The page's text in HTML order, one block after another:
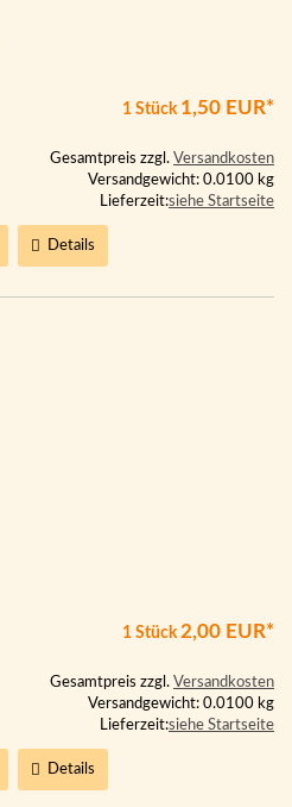
1 Stück 1,50 EUR*
Gesamtpreis zzgl. Versandkosten
Versandgewicht: 0.0100 kg
Lieferzeit:siehe Startseite
Details
1 Stück 2,00 EUR*
Gesamtpreis zzgl. Versandkosten
Versandgewicht: 0.0100 kg
Lieferzeit:siehe Startseite
Details